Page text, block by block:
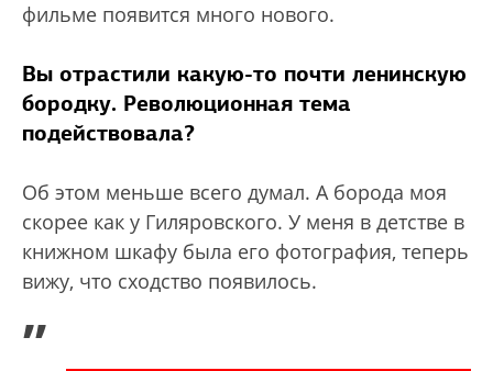
фильме появится много нового.
Вы отрастили какую-то почти ленинскую
бородку. Революционная тема
подействовала?
Об этом меньше всего думал. А борода моя
скорее как у Гиляровского. У меня в детстве в
книжном шкафу была его фотография, теперь
вижу, что сходство появилось.
„